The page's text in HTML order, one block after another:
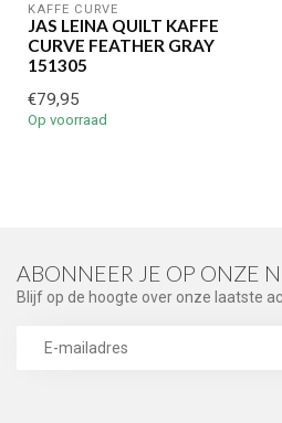
KAFFE CURVE
JAS LEINA QUILT KAFFE
CURVE FEATHER GRAY
151305
€79,95
Op voorraad
ABONNEER JE OP ONZE
Blijf op de hoogte over onze laatste